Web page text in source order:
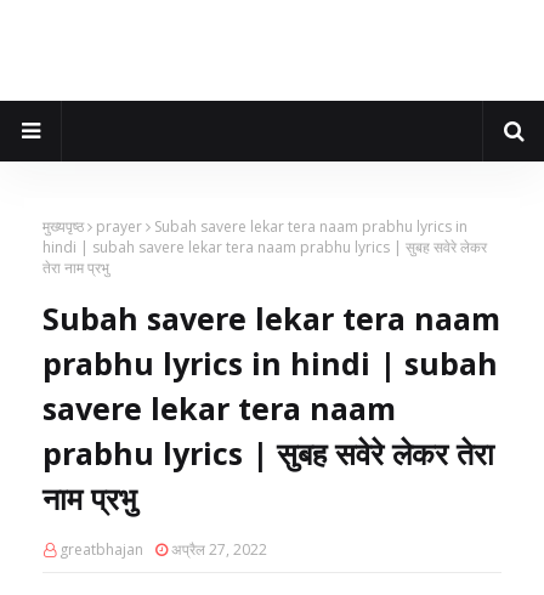
मुख्यपृष्ठ prayer
Subah savere lekar tera naam prabhu lyrics in
hindi | subah savere lekar tera naam prabhu lyrics | सुबह सवेरे लेकर
तेरा नाम प्रभु
Subah savere lekar tera naam
prabhu lyrics in hindi | subah
savere lekar tera naam
prabhu lyrics | सुबह सवेरे लेकर तेरा
नाम प्रभु
greatbhajan अप्रैल 27, 2022